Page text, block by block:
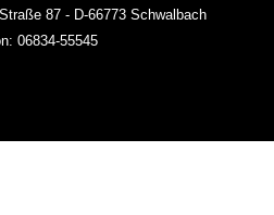
87 - D-66773 Schwalbach
06834-55545